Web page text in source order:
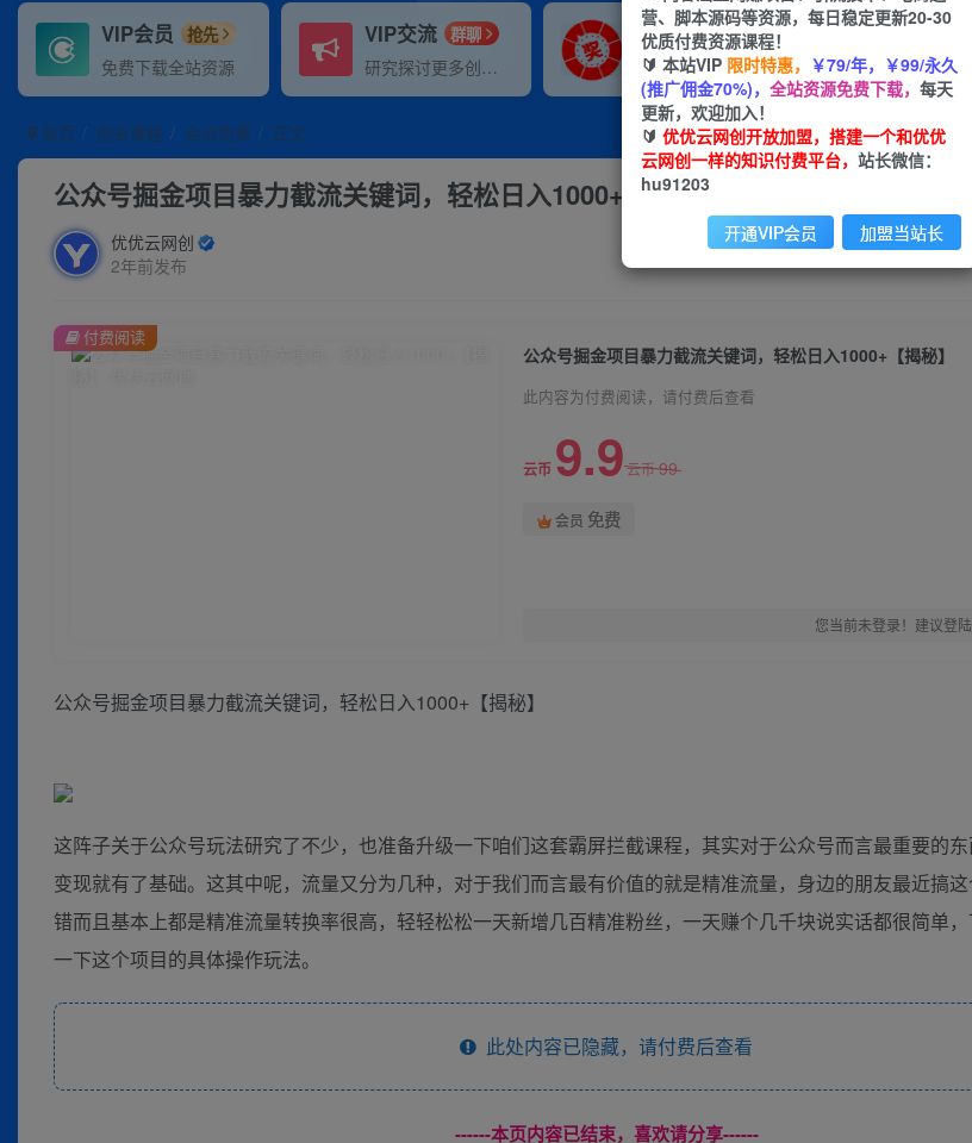
VIP会员 抢先
免费下载全站资源
VIP交流 群聊
研究探讨更多创业项目路子。
VIP推广
70%分佣
会员专属推广链接
招募站长
首页 创业课程 会员免费 正文
公众号掘金项目暴力截流关键词，轻松日入1000+【揭秘】
优优云网创
2年前发布
公众号掘金项目暴力截流关键词，轻松日入1000+【揭秘】
此内容为付费阅读，请付费后查看
云币 9.9云币99
会员 免费
您当前未登录！建议登
付费阅读
公众号掘金项目暴力截流关键词，轻松日入1000+【揭秘】
这阵子关于公众号玩法研究了不少，也准备升级一下咱们这套霸屏拦截课程，其实对于公众号而言最重要的
变现就有了基础。这其中呢，流量又分为几种，对于我们而言最有价值的就是精准流量，身边的朋友最近搞
错而且基本上都是精准流量转换率很高，轻轻松松一天新增几百精准粉丝，一天赚个几千块说实话都很简单
一下这个项目的具体操作玩法。
此处内容已隐藏，请付费后查看
------本页内容已结束，喜欢请分享------
营、脚本源码等资源，每日稳定更新20-30
优质付费资源课程！
🔰 本站VIP 限时特惠， ￥79/年，￥99/永久
(推广佣金70%)， 全站资源免费下载， 每天
更新，欢迎加入！
🔰 优优云网创开放加盟，搭建一个和优优
云网创一样的知识付费平台， 站长微信：
hu91203
开通VIP会员 加盟当站长